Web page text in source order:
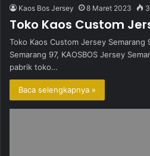
Kaos Bos Jersey 8 Maret 2023
Toko Kaos Custom
Toko Kaos Custom Jersey Semarang
Semarang 97, KAOSBOS Jersey
pabrik toko…
Baca selengkapnya »